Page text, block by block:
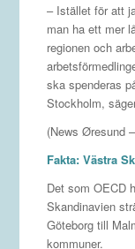
– Istället för att
man ha ett mer
regionen och
ska spenderas
Stockholm,
(News Øresund
Fakta: Västra
Det som OECD
Skandinavien
Göteborg till
kommuner.